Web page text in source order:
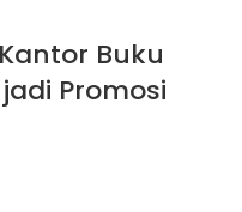
Buku
Promosi